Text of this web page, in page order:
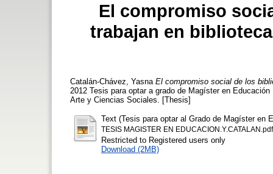
El compromiso
trabajan en
Catalán-Chávez, Yasna El compromiso social de los
2012 Tesis para optar a grado de Magíster en
Arte y Ciencias Sociales. [Thesis]
Text (Tesis para optar al Grado de Magíster en
TESIS MAGISTER EN EDUCACION.Y.CATALAN.pdf
Restricted to Registered users only
Download (2MB)